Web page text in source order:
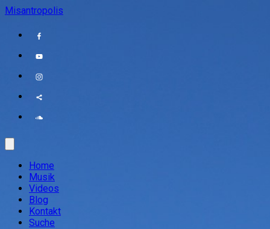
Misantropolis
Home
Musik
Videos
Blog
Kontakt
Suche